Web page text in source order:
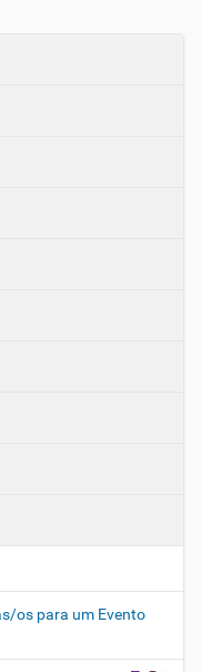
os para um Evento